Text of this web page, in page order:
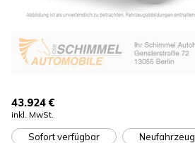
43.924 €
inkl. MwSt.
Sofort verfügbar Neufahrzeug